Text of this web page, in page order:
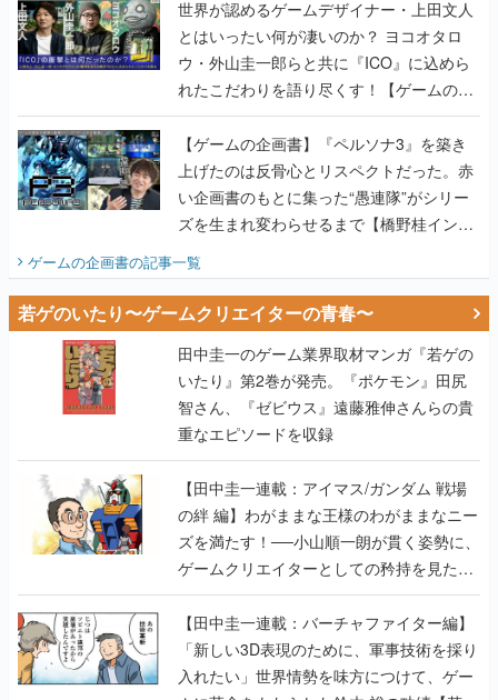
世界が認めるゲームデザイナー・上田文人
とはいったい何が凄いのか？ ヨコオタロ
ウ・外山圭一郎らと共に『ICO』に込めら
れたこだわりを語り尽くす！【ゲームの企
画書】
【ゲームの企画書】『ペルソナ3』を築き
上げたのは反骨心とリスペクトだった。赤
い企画書のもとに集った“愚連隊”がシリー
ズを生まれ変わらせるまで【橋野桂インタ
ゲームの企画書の記事一覧
若ゲのいたり〜ゲームクリエイターの青春〜
田中圭一のゲーム業界取材マンガ『若ゲの
いたり』第2巻が発売。『ポケモン』田尻
智さん、『ゼビウス』遠藤雅伸さんらの貴
重なエピソードを収録
【田中圭一連載：アイマス/ガンダム 戦場
の絆 編】わがままな王様のわがままなニー
ズを満たす！──小山順一朗が貫く姿勢に、
ゲームクリエイターとしての矜持を見た
【若ゲのいたり最終回】
【田中圭一連載：バーチャファイター編】
「新しい3D表現のために、軍事技術を採り
入れたい」世界情勢を味方につけて、ゲー